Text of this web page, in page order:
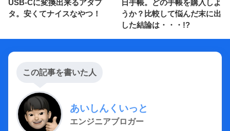
USB-Cに変換出来るアダプ
タ。安くてナイスなやつ！
日手帳。どの手帳を購入しよ
うか？比較して悩んだ末に出
した結論は・・・!?
この記事を書いた人
あいしんくいっと
エンジニアブロガー